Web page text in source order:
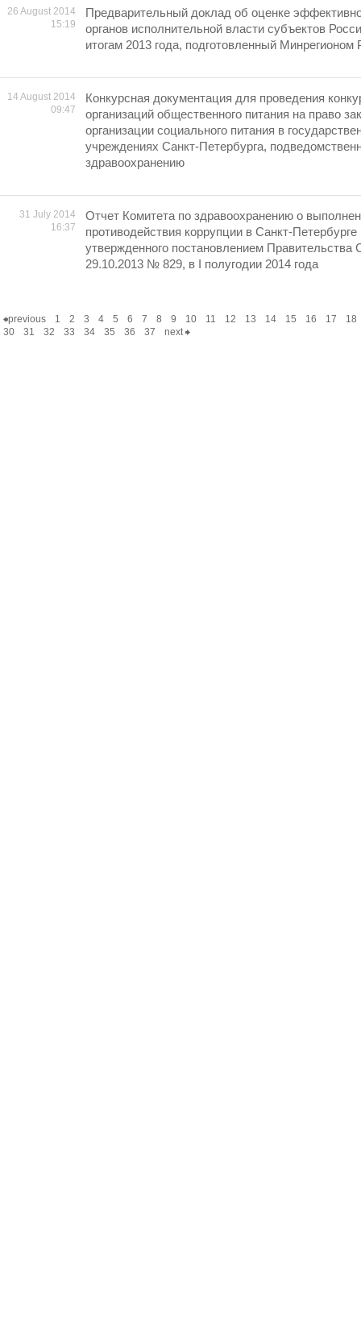
26 August 2014
15:19
Предварительный доклад об оценке
органов исполнительной власти субъектов
итогам 2013 года, подготовленный Минрегионом
14 August 2014
09:47
Конкурсная документация для проведения
организаций общественного питания на право
организации социального питания в
учреждениях Санкт-Петербурга,
здравоохранению
31 July 2014
16:37
Отчет Комитета по здравоохранению о
противодействия коррупции в Санкт-
утвержденного постановлением Правительства
29.10.2013 № 829, в I полугодии 2014 года
previous 1 2 3 4 5 6 7 8 9 10 11 12 13 14 15 16 17
18
30
31 32 33 34 35 36 37 next